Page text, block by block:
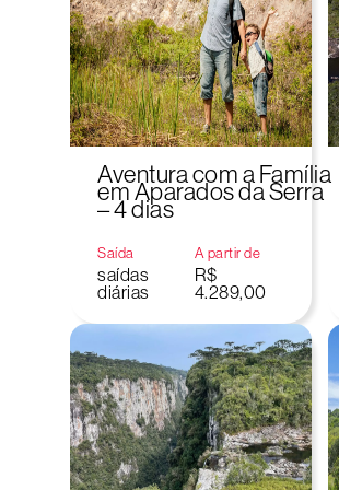
Aventura com a Família
em Aparados da Serra
– 4 dias
Saída
saídas
diárias
A partir de
R$
4.289,00